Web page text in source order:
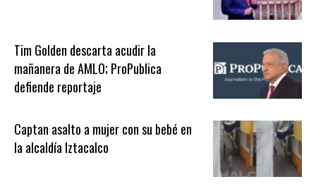
Tim Golden descarta acudir la
mañanera de AMLO; ProPublica
defiende reportaje
Captan asalto a mujer con su bebé en
la alcaldía Iztacalco